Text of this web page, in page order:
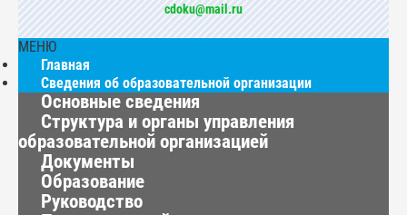
cdoku@mail.ru
МЕНЮ
Главная
Сведения об образовательной организации
Основные сведения
Структура и органы управления
образовательной организацией
Документы
Образование
Руководство